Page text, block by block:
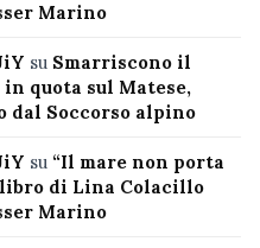
Marino
su Smarriscono il
quota sul Matese,
Soccorso alpino
su “Il mare non porta
di Lina Colacillo
Marino